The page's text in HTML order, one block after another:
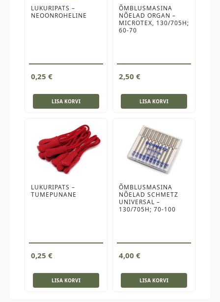
LUKURIPATS –
NEOONROHELINE
0,25 €
LISA KORVI
ÕMBLUSMASINA
NÕELAD ORGAN –
MICROTEX, 130/705H;
60-70
2,50 €
LISA KORVI
LUKURIPATS –
TUMEPUNANE
0,25 €
LISA KORVI
ÕMBLUSMASINA
NÕELAD SCHMETZ
UNIVERSAL –
130/705H; 70-100
4,00 €
LISA KORVI